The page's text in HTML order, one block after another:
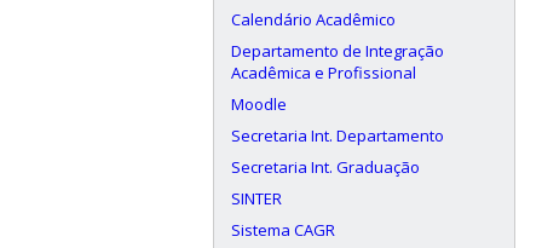
Calendário Acadêmico
Departamento de Integração
Acadêmica e Profissional
Moodle
Secretaria Int. Departamento
Secretaria Int. Graduação
SINTER
Sistema CAGR